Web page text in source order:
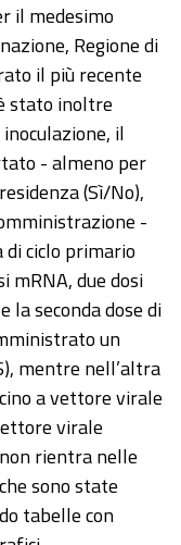
il medesimo
Regione di
il più recente
stato inoltre
il
- almeno per
(Sì/No),
-
ciclo primario
mRNA, due dosi
la seconda dose di
un
mentre nell’altra
a vettore virale
virale
rientra nelle
sono state
tabelle con